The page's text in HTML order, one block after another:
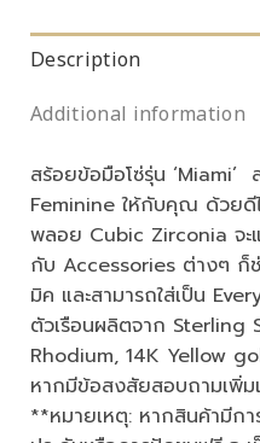
Description
Additional information
สร้อยข้อมือโซ่รุ่น ‘Miami’
Feminine ให้กับคุณ ด้วยดี
พลอย Cubic Zirconia จะ
กับ Accessories ต่างๆ ก็
มิค และสามารถใส่เป็น
ตัวเรือนผลิตจาก Sterling
Rhodium, 14K Yellow
หากมีข้อสงสัยสอบถามเพิ่ม
**หมายเหตุ: หากสินค้ามีกา